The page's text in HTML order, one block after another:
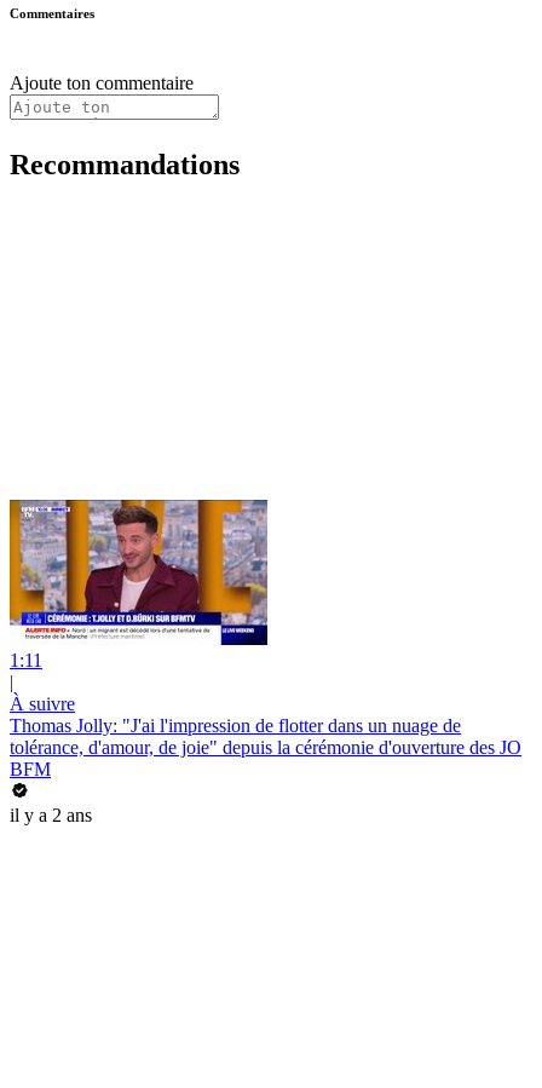
Commentaires
Ajoute ton commentaire
Recommandations
1:11
|
À suivre
Thomas Jolly: "J'ai l'impression de flotter dans un nuage de
tolérance, d'amour, de joie" depuis la cérémonie d'ouverture des JO
BFM
il y a 2 ans